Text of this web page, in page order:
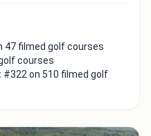
47 filmed golf courses
courses
#322 on 510 filmed golf